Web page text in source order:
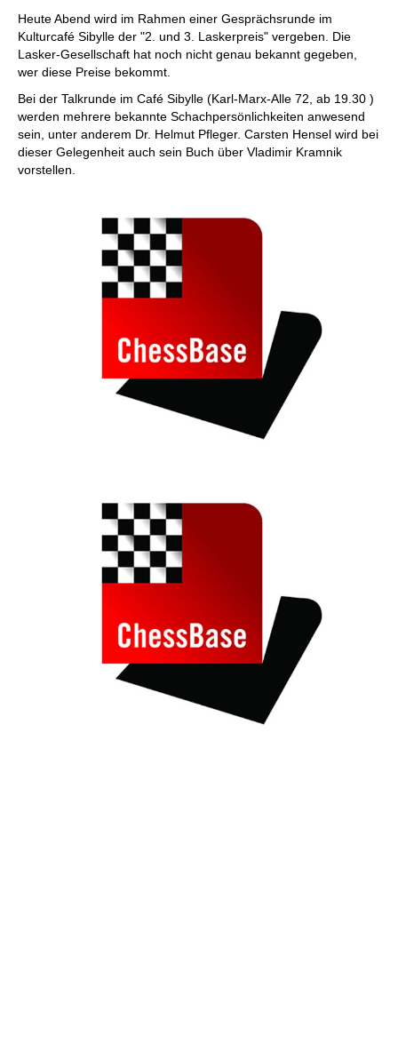
Heute Abend wird im Rahmen einer Gesprächsrunde im
Kulturcafé Sibylle der "2. und 3. Laskerpreis" vergeben. Die
Lasker-Gesellschaft hat noch nicht genau bekannt gegeben,
wer diese Preise bekommt.
Bei der Talkrunde im Café Sibylle (Karl-Marx-Alle 72, ab 19.30 )
werden mehrere bekannte Schachpersönlichkeiten anwesend
sein, unter anderem Dr. Helmut Pfleger. Carsten Hensel wird bei
dieser Gelegenheit auch sein Buch über Vladimir Kramnik
vorstellen.